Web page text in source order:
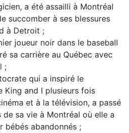
a été assailli à Montréal
succomber à ses blessures
à Detroit ;
joueur noir dans le baseball
sa carrière au Québec avec
;
qui a inspiré le
King and I plusieurs fois
et à la télévision, a passé
de sa vie à Montréal où elle a
bébés abandonnés ;